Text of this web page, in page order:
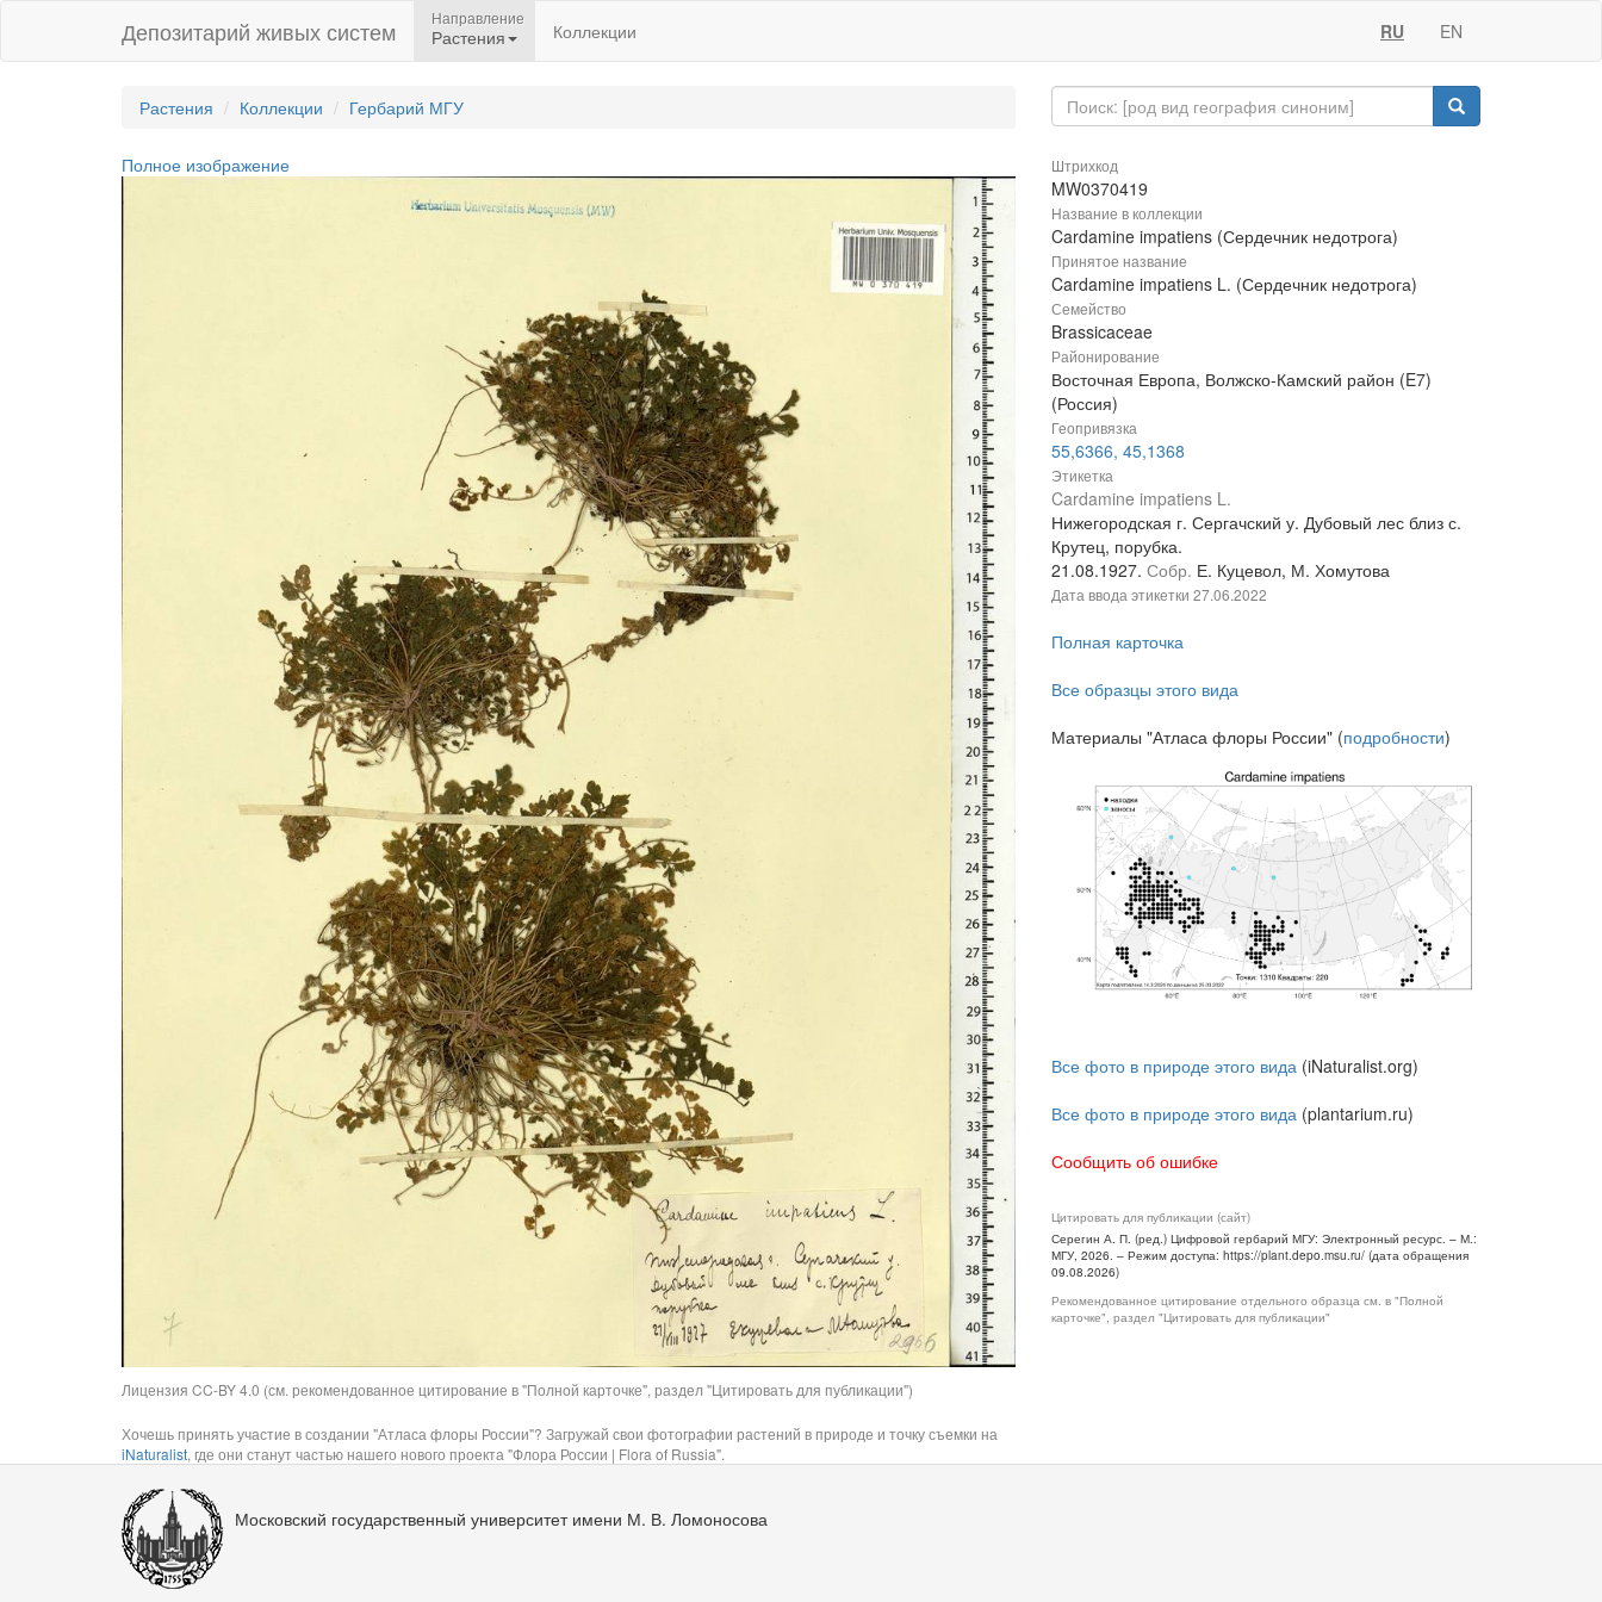
Депозитарий живых систем Направление
Растения Коллекции RU EN
Растения Коллекции Гербарий МГУ
Полное изображение
Лицензия CC-BY 4.0 (см. рекомендованное цитирование в "Полной карточке", раздел "Цитировать для публикации")
Хочешь принять участие в создании "Атласа флоры России"? Загружай свои фотографии растений в природе и точку съемки на
iNaturalist, где они станут частью нашего нового проекта "Флора России | Flora of Russia".
Штрихкод
MW0370419
Название в коллекции
Cardamine impatiens (Сердечник недотрога)
Принятое название
Cardamine impatiens L. (Сердечник недотрога)
Семейство
Brassicaceae
Районирование
Восточная Европа, Волжско-Камский район (E7)
(Россия)
Геопривязка
55,6366, 45,1368
Этикетка
Cardamine impatiens L.
Нижегородская г. Сергачский у. Дубовый лес близ с.
Крутец, порубка.
21.08.1927. Собр. Е. Куцевол, М. Хомутова
Дата ввода этикетки 27.06.2022
Полная карточка
Все образцы этого вида
Материалы "Атласа флоры России" (подробности)
Все фото в природе этого вида (iNaturalist.org)
Все фото в природе этого вида (plantarium.ru)
Сообщить об ошибке
Цитировать для публикации (сайт)
Серегин А. П. (ред.) Цифровой гербарий МГУ: Электронный ресурс. – М.:
МГУ, 2026. – Режим доступа: https://plant.depo.msu.ru/ (дата обращения
09.08.2026)
Рекомендованное цитирование отдельного образца см. в "Полной
карточке", раздел "Цитировать для публикации"
Московский государственный университет имени М. В. Ломоносова